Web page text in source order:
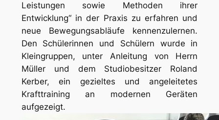
Leistungen sowie Methoden ihrer
Entwicklung“ in der Praxis zu erfahren und
neue Bewegungsabläufe kennenzulernen.
Den Schülerinnen und Schülern wurde in
Kleingruppen, unter Anleitung von Herrn
Müller und dem Studiobesitzer Roland
Kerber, ein gezieltes und angeleitetes
Krafttraining an modernen Geräten
aufgezeigt.